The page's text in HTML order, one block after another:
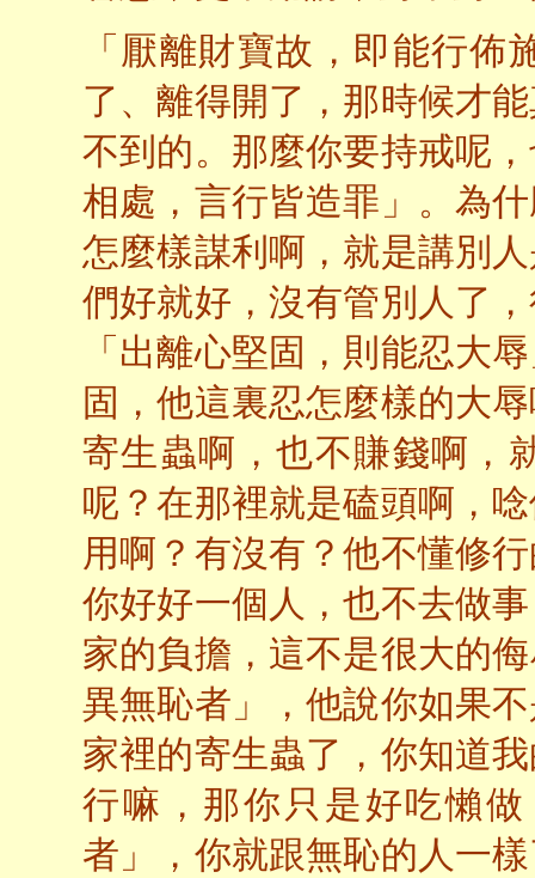
「厭離財寶故，即能行
了、離得開了，那時候才
不到的。那麼你要持戒呢
相處，言行皆造罪」。為
怎麼樣謀利啊，就是講別
們好就好，沒有管別人了
「出離心堅固，則能忍大
固，他這裏忍怎麼樣的大
寄生蟲啊，也不賺錢啊，
呢？在那裡就是磕頭啊，
用啊？有沒有？他不懂修
你好好一個人，也不去做
家的負擔，這不是很大的
異無恥者」，他說你如果
家裡的寄生蟲了，你知道
行嘛，那你只是好吃懶
者」，你就跟無恥的人一